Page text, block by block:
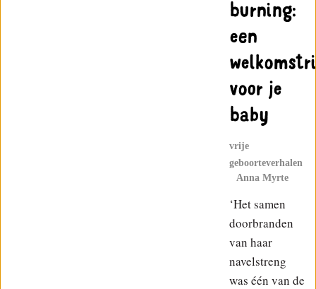
burning:
een
voor je
baby
vrije
geboorteverhalen
Anna Myrte
‘Het samen
doorbranden
van haar
navelstreng
was één van de